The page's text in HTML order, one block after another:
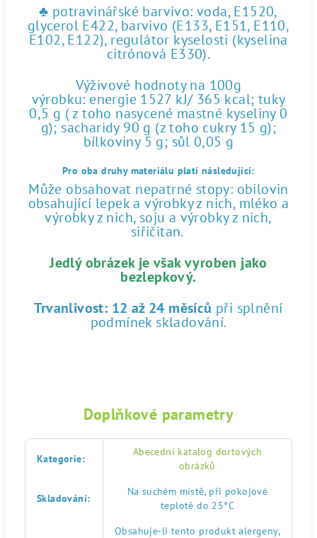
♣ potravinářské barvivo: voda, E1520,
glycerol E422, barvivo (E133, E151, E110,
E102, E122), regulátor kyselosti (kyselina
citrónová E330).
Výživové hodnoty na 100g
výrobku: energie 1527 kJ/ 365 kcal; tuky
0,5 g ( z toho nasycené mastné kyseliny 0
g); sacharidy 90 g (z toho cukry 15 g);
bílkoviny 5 g; sůl 0,05 g
Pro oba druhy materiálu platí následující:
Může obsahovat nepatrné stopy: obilovin
obsahující lepek a výrobky z nich, mléko a
výrobky z nich, soju a výrobky z nich,
siřičitan.
Jedlý obrázek je však vyroben jako
bezlepkový.
Trvanlivost: 12 až 24 měsíců při splnění
podmínek skladování.
Doplňkové parametry
Kategorie:
Abecední katalog dortových
obrázků
Skladování:
Na suchém místě, při pokojové
teplotě do 25°C
Obsahuje-li tento produkt alergeny,